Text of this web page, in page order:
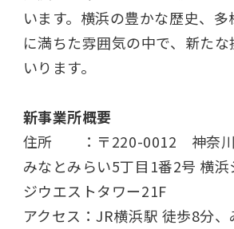
います。横浜の豊かな歴史、
に満ちた雰囲気の中で、新たな
いります。
新事業所概要
住所 ：〒220-0012 神奈
みなとみらい5丁目 1番2号 横浜
ジウエストタワー21F
アクセス：JR横浜駅 徒歩8分、